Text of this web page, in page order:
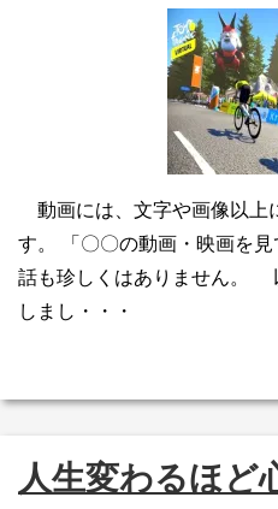
動画には、文字や画像以上
す。 「〇〇の動画・映画を
話も珍しくはありません。
しまし・・・
人生変わるほど